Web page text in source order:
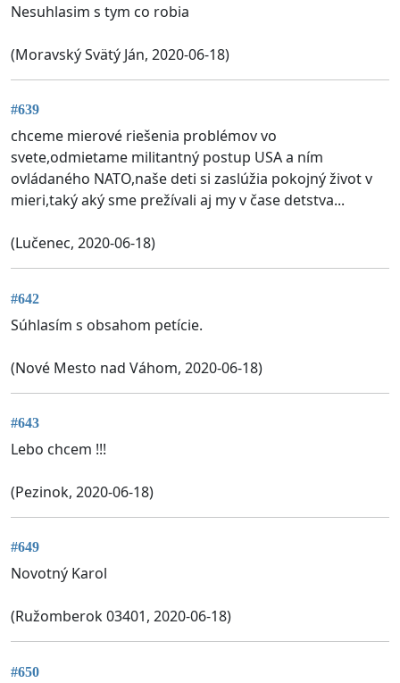
Nesuhlasim s tym co robia
(Moravský Svätý Ján, 2020-06-18)
#639
chceme mierové riešenia problémov vo
svete,odmietame militantný postup USA a ním
ovládaného NATO,naše deti si zaslúžia pokojný život v
mieri,taký aký sme prežívali aj my v čase detstva...
(Lučenec, 2020-06-18)
#642
Súhlasím s obsahom petície.
(Nové Mesto nad Váhom, 2020-06-18)
#643
Lebo chcem !!!
(Pezinok, 2020-06-18)
#649
Novotný Karol
(Ružomberok 03401, 2020-06-18)
#650